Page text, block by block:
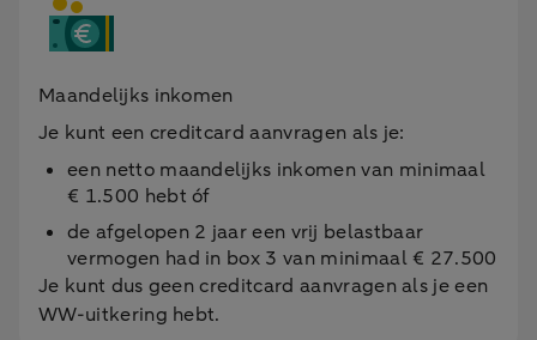
Maandelijks inkomen
Je kunt een creditcard aanvragen als je:
een netto maandelijks inkomen van minimaal
€ 1.500 hebt óf
de afgelopen 2 jaar een vrij belastbaar
vermogen had in box 3 van minimaal € 27.500
Je kunt dus geen creditcard aanvragen als je een
WW-uitkering hebt.